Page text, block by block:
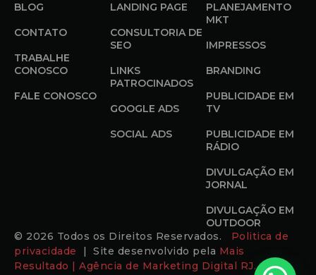
BLOG
CONTATO
TRABALHE
CONOSCO
FALE CONOSCO
LANDING PAGE
CONSULTORIA DE
SEO
LINKS
PATROCINADOS
GOOGLE ADS
SOCIAL ADS
PLANEJAMENTO
MKT
IMPRESSOS
BRANDING
PUBLICIDADE EM
TV
PUBLICIDADE EM
RÁDIO
DIVULGAÇÃO EM
JORNAL
DIVULGAÇÃO EM
OUTDOOR
© 2026 Todos os Direitos Reservados. Politica de
privacidade
| Site desenvolvido pela Mais
Resultado | Agência de Marketing Digital RJ.